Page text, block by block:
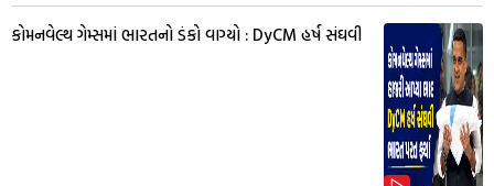
કોમનવેલ્થ ગેમ્સમાં ભારતનો ડંકો વાગ્યો : DyCM હર્ષ સંઘવી